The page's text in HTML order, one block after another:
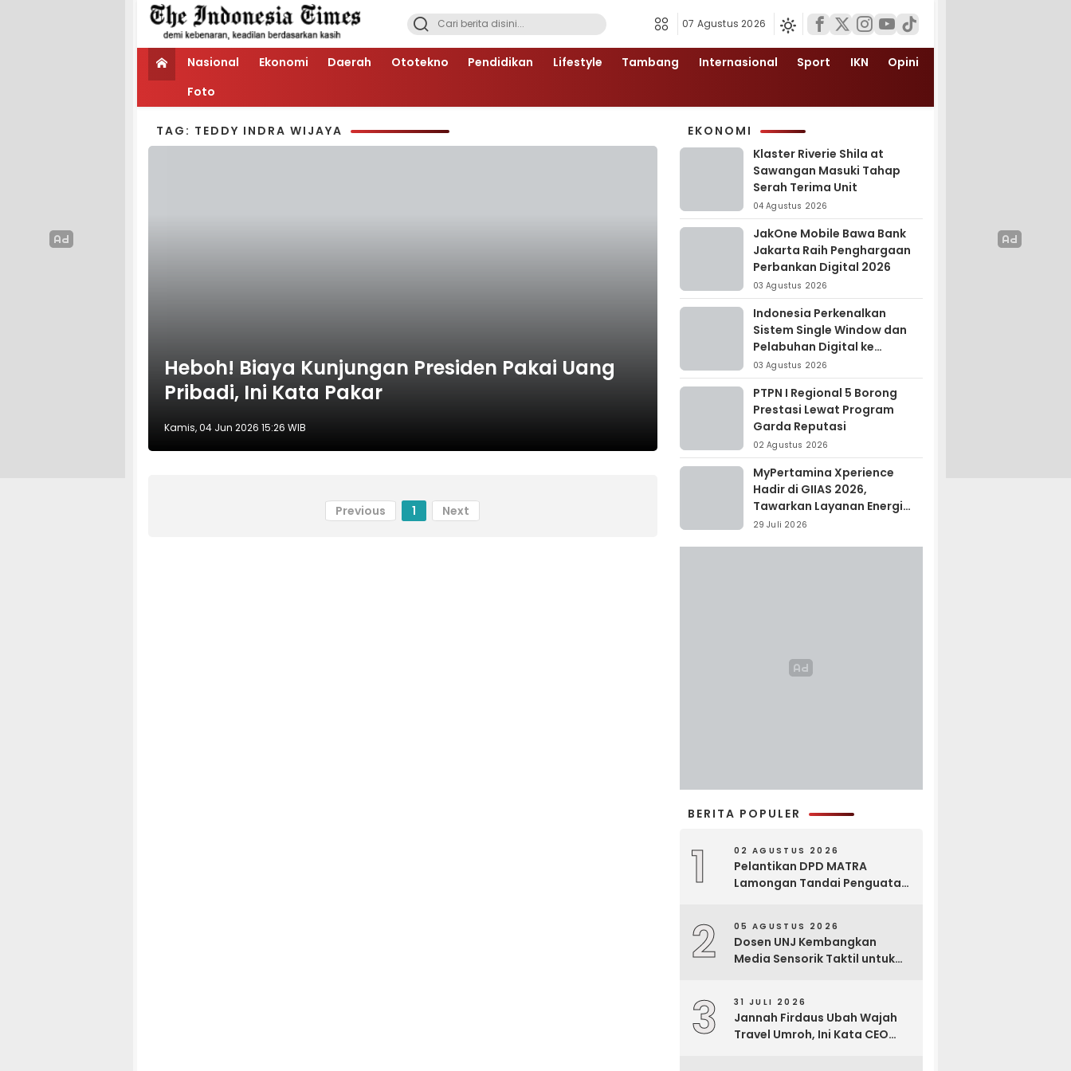
07 Agustus 2026
Nasional Ekonomi Daerah Ototekno Pendidikan Lifestyle Tambang Internasional Sport IKN
Opini
Foto
TAG: TEDDY INDRA WIJAYA
Heboh! Biaya Kunjungan Presiden Pakai Uang
Pribadi, Ini Kata Pakar
Kamis, 04 Jun 2026 15:26 WIB
Previous 1 Next
EKONOMI
Klaster Riverie Shila at
Sawangan Masuki Tahap
Serah Terima Unit
04 Agustus 2026
JakOne Mobile Bawa Bank
Jakarta Raih Penghargaan
Perbankan Digital 2026
03 Agustus 2026
Indonesia Perkenalkan
Sistem Single Window dan
Pelabuhan Digital ke
Madagaskar
03 Agustus 2026
PTPN I Regional 5 Borong
Prestasi Lewat Program
Garda Reputasi
02 Agustus 2026
MyPertamina Xperience
Hadir di GIIAS 2026,
Tawarkan Layanan Energi
Terintegrasi
29 Juli 2026
BERITA POPULER
1 02 AGUSTUS 2026
Pelantikan DPD MATRA
Lamongan Tandai Penguatan
2 05 AGUSTUS 2026
Dosen UNJ Kembangkan
Media Sensorik Taktil untuk
3 31 JULI 2026
Jannah Firdaus Ubah Wajah
Travel Umroh, Ini Kata CEO